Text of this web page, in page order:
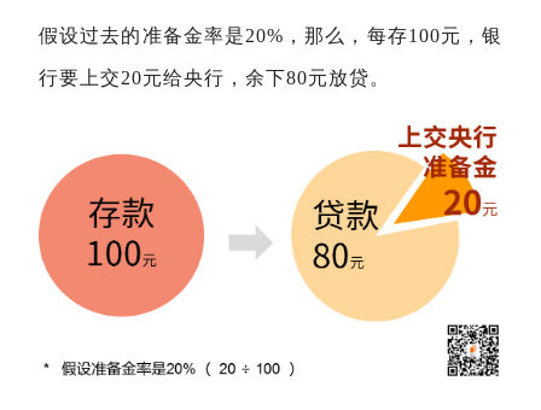
假设过去的准备金率是20%，那么，每存100元，银
行要上交20元给央行，余下80元放贷。